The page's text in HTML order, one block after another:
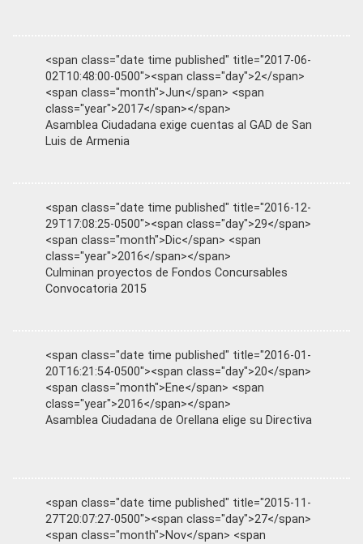
<span class="date time published" title="2017-06-
02T10:48:00-0500"><span class="day">2</span>
<span class="month">Jun</span> <span
class="year">2017</span></span>
Asamblea Ciudadana exige cuentas al GAD de San
Luis de Armenia
<span class="date time published" title="2016-12-
29T17:08:25-0500"><span class="day">29</span>
<span class="month">Dic</span> <span
class="year">2016</span></span>
Culminan proyectos de Fondos Concursables
Convocatoria 2015
<span class="date time published" title="2016-01-
20T16:21:54-0500"><span class="day">20</span>
<span class="month">Ene</span> <span
class="year">2016</span></span>
Asamblea Ciudadana de Orellana elige su Directiva
<span class="date time published" title="2015-11-
27T20:07:27-0500"><span class="day">27</span>
<span class="month">Nov</span> <span